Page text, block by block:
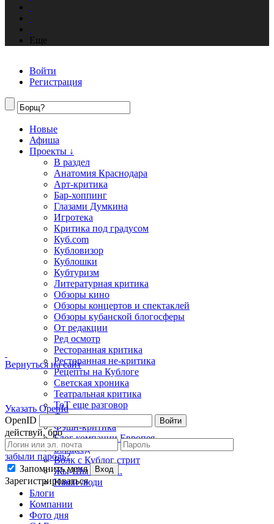
Вернуться на сайт
Указать OpenId
OpenID
Войти
действуй, бро
забыли пароль?
Запомнить меня
Вход
Зарегистрироваться
Еще
Войти
Регистрация
Новые
Афиша
Проекты ↓
В раздел
Анатомия Краснодара
Арт-критика
Бар-хоппинг
Глазами Думкина
Игротека
Критика под градусом
Куб.com
Кубловизор
Кублошки
Кубтуризм
Литературная критика
Обзоры кино
Обзоры концертов и спектаклей
Обзоры кубанской блогосферы
От редакции
Ред осмотр
Ресторанная критика
Ресторанная не-критика
Рецепты на Кублоге
Светская хроника
Театральная критика
ТоТ еще разговор
Фото недели
Фэшн-критика
Блог компании Европея
Борщеед
Волк с Кублог стрит
Жы-Шы пиши...
Наши люди
Блоги
Компании
Фото дня